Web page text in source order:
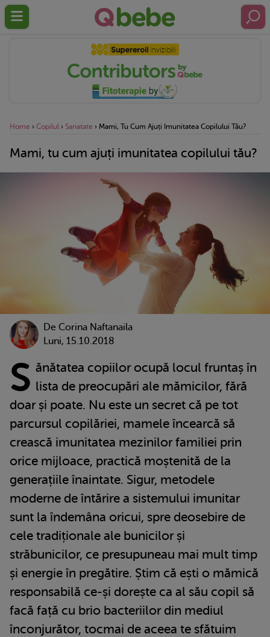
Home › Copilul › Sanatate › Mami, Tu Cum Ajuți Imunitatea Copilului Tău?
Mami, tu cum ajuți imunitatea copilului tău?
De Corina Naftanaila
Luni, 15.10.2018
S ănătatea copiilor ocupă locul fruntaș în
lista de preocupări ale mămicilor, fără
doar și poate. Nu este un secret că pe tot
parcursul copilăriei, mamele încearcă să
crească imunitatea mezinilor familiei prin
orice mijloace, practică moștenită de la
generațiile înaintate. Sigur, metodele
moderne de întărire a sistemului imunitar
sunt la îndemâna oricui, spre deosebire de
cele tradiționale ale bunicilor și
străbunicilor, ce presupuneau mai mult timp
și energie în pregătire. Știm că ești o mămică
responsabilă ce-și dorește ca al său copil să
facă față cu brio bacteriilor din mediul
înconjurător, tocmai de aceea te sfătuim